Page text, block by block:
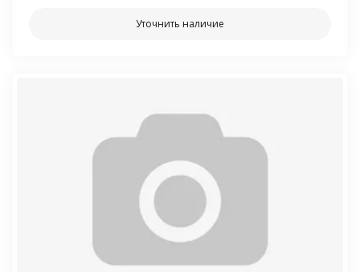
Уточнить наличие